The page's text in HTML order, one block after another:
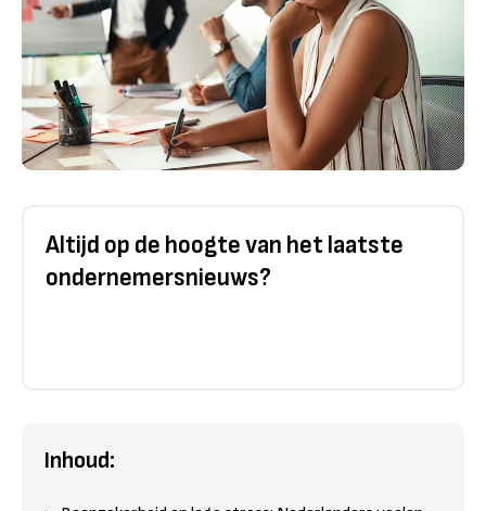
Altijd op de hoogte van het laatste
ondernemersnieuws?
Inhoud: